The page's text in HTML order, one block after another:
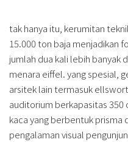
tak hanya itu, kerumitan
15.000 ton baja menjadikan
jumlah dua kali lebih banyak
menara eiffel. yang spesial,
arsitek lain termasuk
auditorium berkapasitas
kaca yang berbentuk prisma
pengalaman visual